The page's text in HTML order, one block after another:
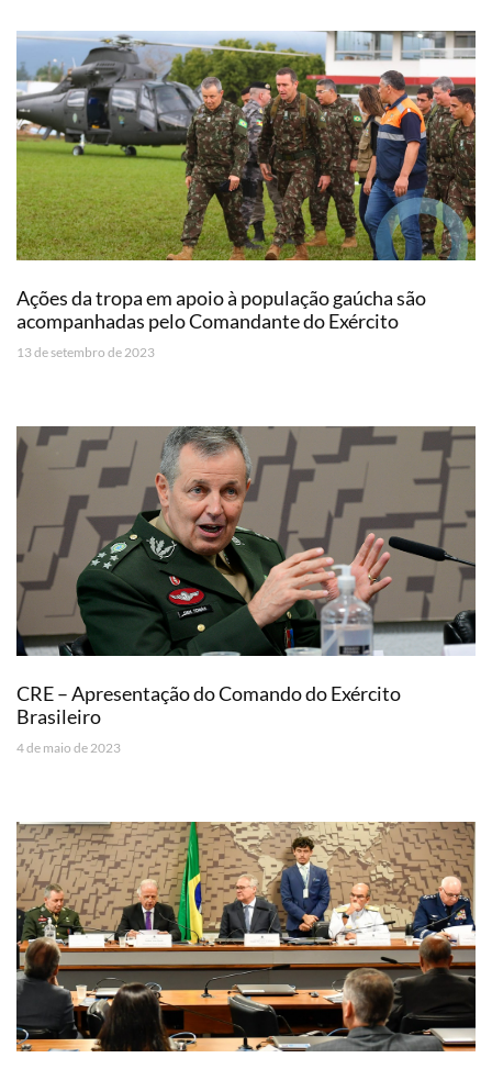
Ações da tropa em apoio à população gaúcha são
acompanhadas pelo Comandante do Exército
13 de setembro de 2023
CRE – Apresentação do Comando do Exército
Brasileiro
4 de maio de 2023